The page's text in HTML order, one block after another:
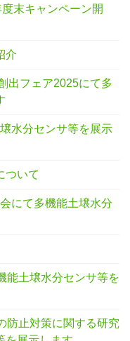
末キャンペーン開
介
出フェア2025にて多
水分センサ等を展示
ついて
にて多機能土壌水分
能土壌水分センサ等を
防止対策に関する研究